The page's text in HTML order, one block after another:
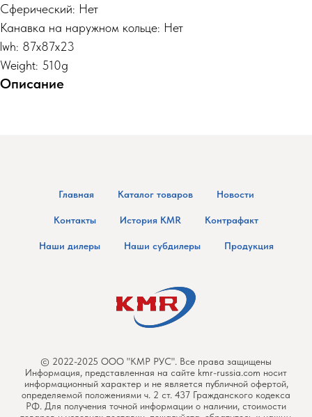
Сферический: Нет
Канавка на наружном кольце: Нет
lwh: 87x87x23
Weight: 510g
Описание
Главная Каталог товаров Новости
Контакты История KMR Контрафакт
Наши дилеры Наши субдилеры Продукция
© 2022-2025 ООО "КМР РУС". Все права защищены
Информация, представленная на сайте kmr-russia.com носит
информационный характер и не является публичной офертой,
определяемой положениями ч. 2 ст. 437 Гражданского кодекса
РФ. Для получения точной информации о наличии, стоимости